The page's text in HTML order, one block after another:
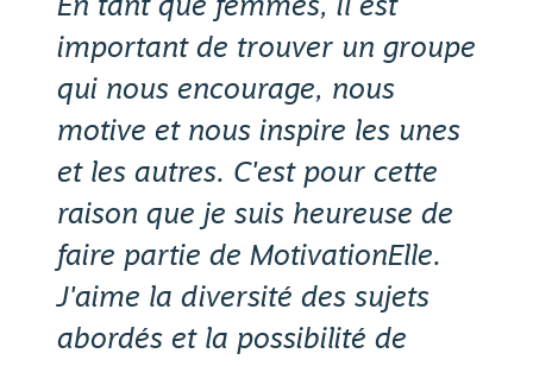
tant que femmes, il est
de trouver un groupe
nous encourage, nous
et nous inspire les unes
les autres. C'est pour cette
que je suis heureuse de
partie de MotivationElle.
la diversité des sujets
et la possibilité de